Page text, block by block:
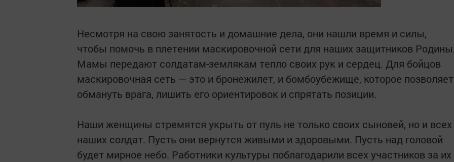
Несмотря на свою занятость и домашние дела, они нашли время и силы,
чтобы помочь в плетении маскировочной сети для наших защитников
Мамы передают солдатам-землякам тепло своих рук и сердец. Для бойцов
маскировочная сеть — это и бронежилет, и бомбоубежище, которое позволяет
обмануть врага, лишить его ориентировок и спрятать позиции.
Наши женщины стремятся укрыть от пуль не только своих сыновей, но и всех
наших солдат. Пусть они вернутся живыми и здоровыми. Пусть над головой
будет мирное небо. Работники культуры поблагодарили всех участников за их